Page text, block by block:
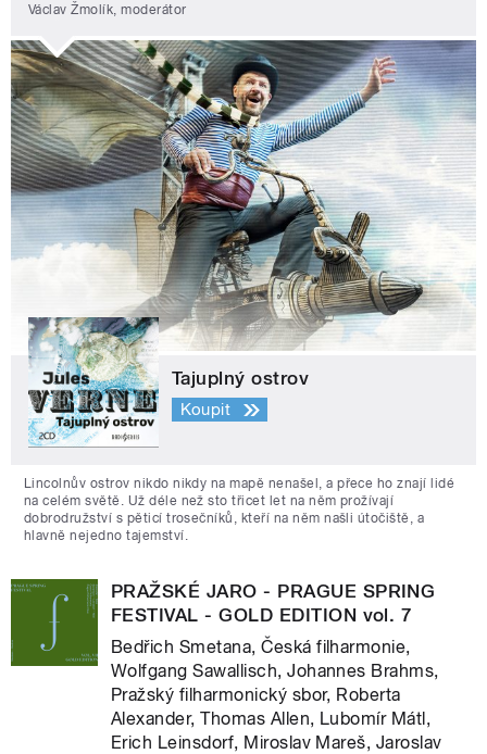
Václav Žmolík, moderátor
Tajuplný ostrov
Koupit
Lincolnův ostrov nikdo nikdy na mapě nenašel, a přece ho znají lidé
na celém světě. Už déle než sto třicet let na něm prožívají
dobrodružství s pěticí trosečníků, kteří na něm našli útočiště, a
hlavně nejedno tajemství.
PRAŽSKÉ JARO - PRAGUE SPRING
FESTIVAL - GOLD EDITION vol. 7
Bedřich Smetana, Česká filharmonie,
Wolfgang Sawallisch, Johannes Brahms,
Pražský filharmonický sbor, Roberta
Alexander, Thomas Allen, Lubomír Mátl,
Erich Leinsdorf, Miroslav Mareš, Jaroslav